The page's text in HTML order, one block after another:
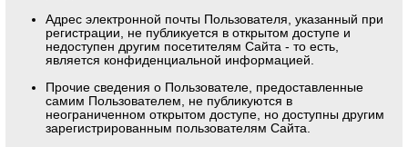
Адрес электронной почты Пользователя, указанный при
регистрации, не публикуется в открытом доступе и
недоступен другим посетителям Сайта - то есть,
является конфиденциальной информацией.
Прочие сведения о Пользователе, предоставленные
самим Пользователем, не публикуются в
неограниченном открытом доступе, но доступны другим
зарегистрированным пользователям Сайта.